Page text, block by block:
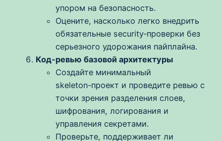
упором на безопасность.
Оцените, насколько легко внедрить
обязательные security‑проверки без
серьезного удорожания пайплайна.
Код‑ревью базовой архитектуры
Создайте минимальный
skeleton‑проект и проведите ревью с
точки зрения разделения слоев,
шифрования, логирования и
управления секретами.
Проверьте, поддерживает ли